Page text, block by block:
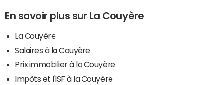
En savoir plus sur La Couyère
La Couyère
Salaires à la Couyère
Prix immobilier à la Couyère
Impôts et l'ISF à la Couyère